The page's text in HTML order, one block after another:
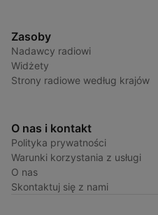
Zasoby
Nadawcy radiowi
Widżety
Strony radiowe według krajów
O nas i kontakt
Polityka prywatności
Warunki korzystania z usługi
O nas
Skontaktuj się z nami